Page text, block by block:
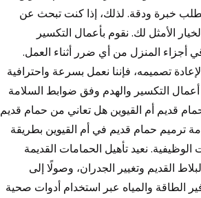
خبرة ودقة. لذلك، إذا كنت تبحث عن
الأمثل لك. نقوم بأعمال التكسير
أجزاء المنزل من أي ضرر أثناء العمل.
تصميمه، فإننا نعمل بسرعة واحترافية
التكسير والهدم وفق ضوابط السلامة
في الوقت المتفق عليه دون أي تأخير. ✅ 6: ترميم حمام قديم أم القيوين هل تعاني من حمام قديم
ترميم حمام قديم في أم القيوين بطريقة
نعيد تأهيل الحمامات القديمة
القديم وتغيير الجدران، وصولًا إلى
الطاقة والمياه عبر استخدام أدوات صحية